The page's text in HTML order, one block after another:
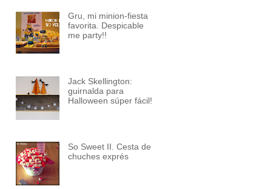
Gru, mi minion-fiesta
favorita. Despicable
me party!!
Jack Skellington:
guirnalda para
Halloween súper fácil!
So Sweet II. Cesta de
chuches exprés